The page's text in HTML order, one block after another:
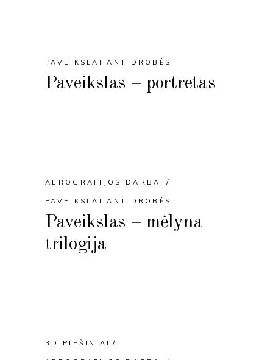
PAVEIKSLAI ANT DROBĖS
Paveikslas – portretas
AEROGRAFIJOS DARBAI
PAVEIKSLAI ANT DROBĖS
Paveikslas – mėlyna
trilogija
3D PIEŠINIAI